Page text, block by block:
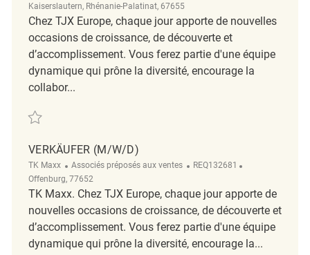
Kaiserslautern, Rhénanie-Palatinat, 67655
Chez TJX Europe, chaque jour apporte de nouvelles
occasions de croissance, de découverte et
d’accomplissement. Vous ferez partie d'une équipe
dynamique qui prône la diversité, encourage la
collabor...
Sauvegarder Verkäufer (m/w/d) REQ122067
VERKÄUFER (M/W/D)
TK Maxx Catégorie
Associés préposés aux ventes ReqId
REQ132681
Offenburg, 77652
TK Maxx. Chez TJX Europe, chaque jour apporte de
nouvelles occasions de croissance, de découverte et
d’accomplissement. Vous ferez partie d'une équipe
dynamique qui prône la diversité, encourage la...